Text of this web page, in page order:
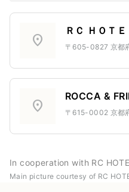
location_on
ＲＣ ＨＯＴ
〒605-0827 京都
location_on
ROCCA &
〒615-0002 京都
In cooperation with RC
Main picture courtesy of RC